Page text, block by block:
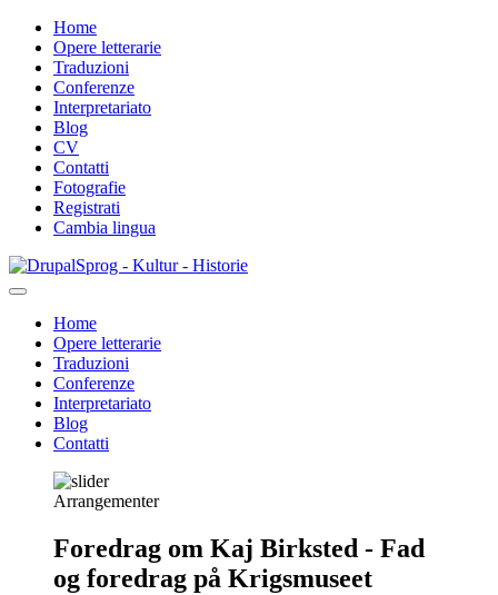
Home
Opere letterarie
Traduzioni
Conferenze
Interpretariato
Blog
CV
Contatti
Fotografie
Registrati
Cambia lingua
Salta
al
principale
Sprog - Kultur - Historie
Primær
navigation
Home
Opere letterarie
Traduzioni
Conferenze
Interpretariato
Blog
Contatti
Arrangementer
Foredrag om Kaj Birksted - Fad
og foredrag på Krigsmuseet